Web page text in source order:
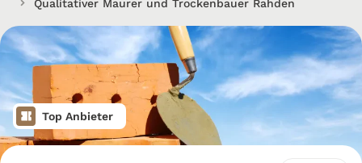
Qualitativer Maurer und Trockenbauer Rahden
Top Anbieter